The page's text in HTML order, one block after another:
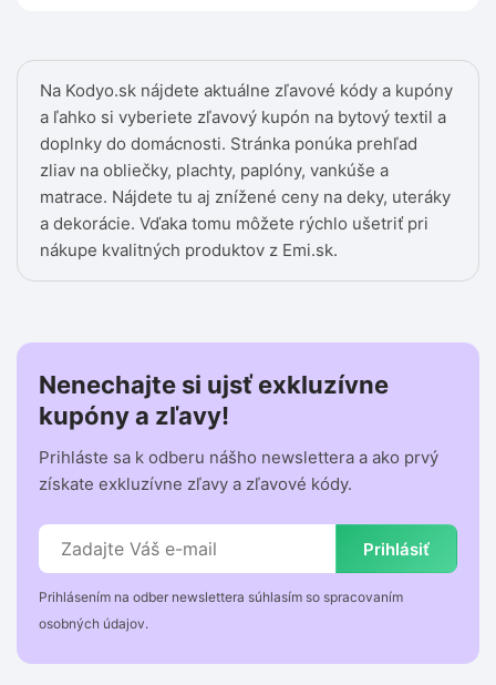
Na Kodyo.sk nájdete aktuálne zľavové kódy a kupóny
a ľahko si vyberiete zľavový kupón na bytový textil a
doplnky do domácnosti. Stránka ponúka prehľad
zliav na obliečky, plachty, paplóny, vankúše a
matrace. Nájdete tu aj znížené ceny na deky, uteráky
a dekorácie. Vďaka tomu môžete rýchlo ušetriť pri
nákupe kvalitných produktov z Emi.sk.
Nenechajte si ujsť exkluzívne
kupóny a zľavy!
Prihláste sa k odberu nášho newslettera a ako prvý
získate exkluzívne zľavy a zľavové kódy.
Prihlásiť
Prihlásením na odber newslettera súhlasím so spracovaním
osobných údajov.